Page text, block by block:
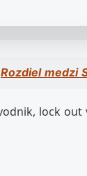
Rozdiel medzi
lock out